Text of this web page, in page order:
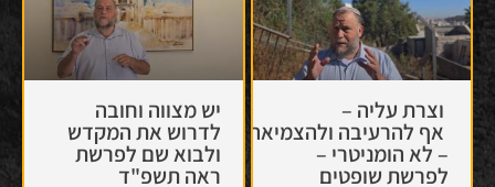
וצרת עליה –
אף להרעיבה ולהצמיאה ולהמיתם מיתת תחלואים
– לא הומניטרי –
לפרשת שופטים
יש מצווה וחובה
לדרוש את המקדש
ולבוא שם לפרשת
ראה תשפ"ד